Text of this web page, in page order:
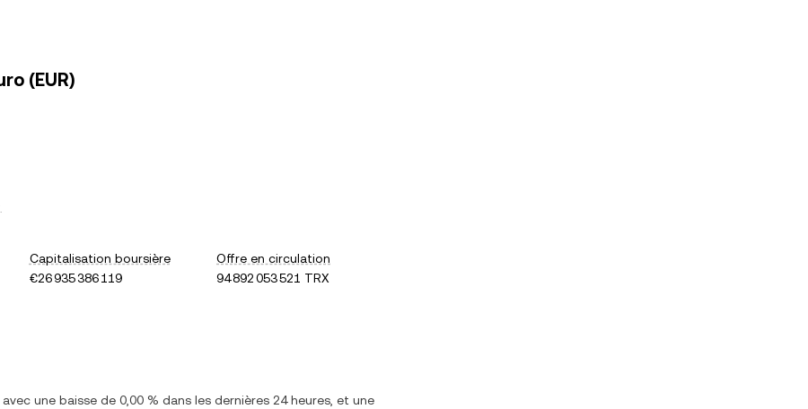
(EUR)
.
Capitalisation boursière
€26 935 386 119
Offre en circulation
94 892 053 521 TRX
, avec une baisse de 0,00 % dans les dernières 24 heures, et une